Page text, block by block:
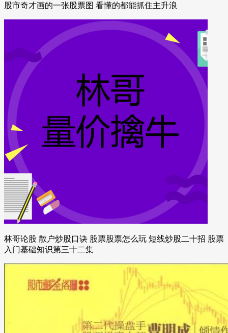
股市奇才画的一张股票图 看懂的都能抓住主升浪
林哥论股 散户炒股口诀 股票股票怎么玩 短线炒股二十招 股票
入门基础知识第三十二集